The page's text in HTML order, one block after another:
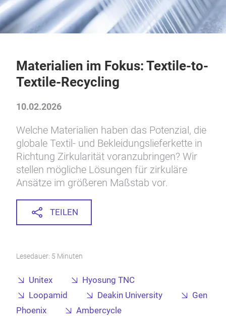
Materialien im Fokus: Textile-to-
Textile-Recycling
10.02.2026
Welche Materialien haben das Potenzial, die
globale Textil- und Bekleidungslieferkette in
Richtung Zirkularität voranzubringen? Wir
stellen mögliche Lösungen für zirkuläre
Ansätze im größeren Maßstab vor.
TEILEN
Lesedauer: 5 Minuten
Unitex
Hyosung TNC
Loopamid
Deakin University
Gen
Phoenix
Ambercycle